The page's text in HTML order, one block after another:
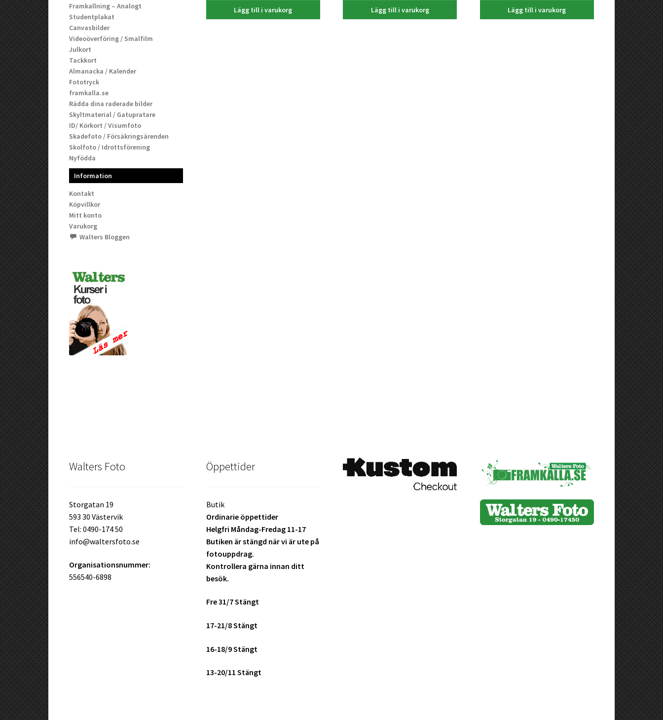
600,00kr Det
ursprungliga
400,00kr
nuvarande
Lägg till i varukorg 195,00kr
Lägg till i varukorg 895,00kr
Lägg till i varukorg
Framkallning – Analogt
Studentplakat
Canvasbilder
Videoöverföring / Smalfilm
Julkort
Tackkort
Almanacka / Kalender
Fototryck
framkalla.se
Rädda dina raderade bilder
Skyltmaterial / Gatupratare
ID/ Körkort / Visumfoto
Skadefoto / Försäkringsärenden
Skolfoto / Idrottsförening
Nyfödda
Information
Kontakt
Köpvillkor
Mitt konto
Varukorg
Walters Bloggen
Walters Foto
Storgatan 19
593 30 Västervik
Tel: 0490-174 50
info@waltersfoto.se
Organisationsnummer:
556540-6898
Öppettider
Butik
Ordinarie öppettider
Helgfri Måndag-Fredag 11-17
Butiken är stängd när vi är ute på
fotouppdrag.
Kontrollera gärna innan ditt
besök.
Fre 31/7 Stängt
17-21/8 Stängt
16-18/9 Stängt
13-20/11 Stängt